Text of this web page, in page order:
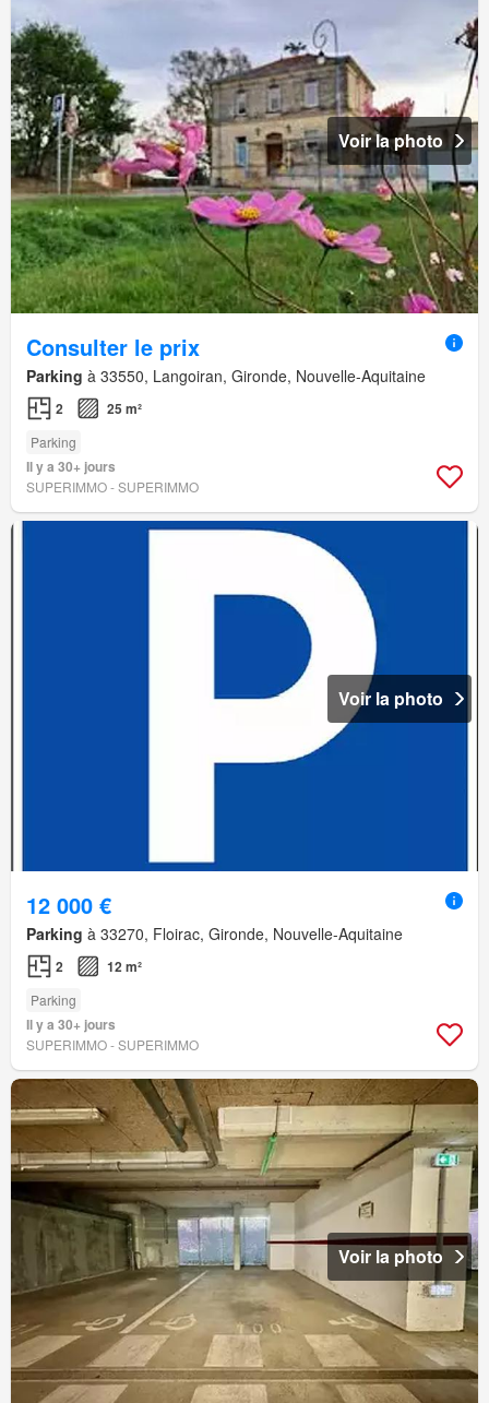
Voir la photo
Consulter le prix
Parking à 33550, Langoiran, Gironde, Nouvelle-Aquitaine
2 25 m²
Parking
Il y a 30+ jours
SUPERIMMO - SUPERIMMO
Voir la photo
12 000 €
Parking à 33270, Floirac, Gironde, Nouvelle-Aquitaine
2 12 m²
Parking
Il y a 30+ jours
SUPERIMMO - SUPERIMMO
Voir la photo